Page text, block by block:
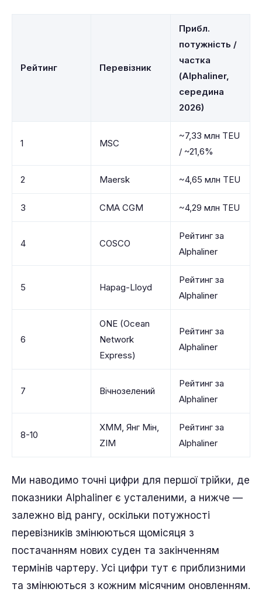
Рейтинг Перевізник
Прибл.
потужність /
частка
(Alphaliner,
середина
2026)
1 MSC
~7,33 млн TEU
/ ~21,6%
2 Maersk ~4,65 млн TEU
3 CMA CGM ~4,29 млн TEU
4 COSCO
Рейтинг за
Alphaliner
5 Hapag-Lloyd
Рейтинг за
Alphaliner
6
ONE (Ocean
Network
Express)
Рейтинг за
Alphaliner
7 Вічнозелений
Рейтинг за
Alphaliner
8-10
ХММ, Янг Мін,
ZIM
Рейтинг за
Alphaliner
Ми наводимо точні цифри для першої трійки, де
показники Alphaliner є усталеними, а нижче —
залежно від рангу, оскільки потужності
перевізників змінюються щомісяця з
постачанням нових суден та закінченням
термінів чартеру. Усі цифри тут є приблизними
та змінюються з кожним місячним оновленням.